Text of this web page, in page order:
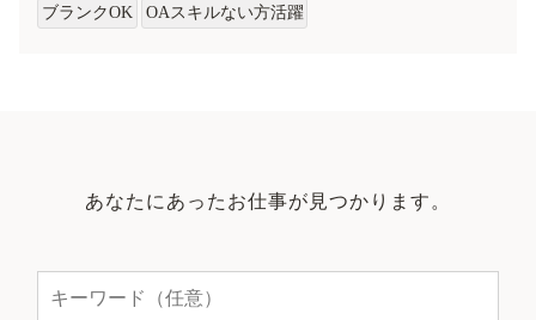
ブランクOK
OAスキルない方活躍
あなたにあったお仕事が見つかります。